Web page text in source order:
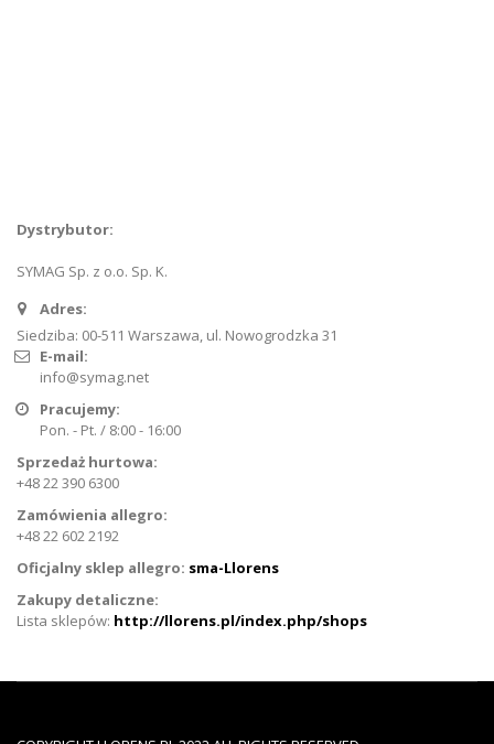
Dystrybutor:
SYMAG Sp. z o.o. Sp. K.
Adres:
Siedziba: 00-511 Warszawa, ul. Nowogrodzka 31
E-mail:
info@symag.net
Pracujemy:
Pon. - Pt. / 8:00 - 16:00
Sprzedaż hurtowa:
+48 22 390 6300
Zamówienia allegro:
+48 22 602 2192
Oficjalny sklep allegro: sma-Llorens
Zakupy detaliczne:
Lista sklepów: http://llorens.pl/index.php/shops